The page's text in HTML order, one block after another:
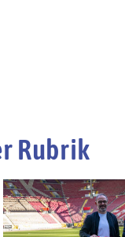
Rubrik